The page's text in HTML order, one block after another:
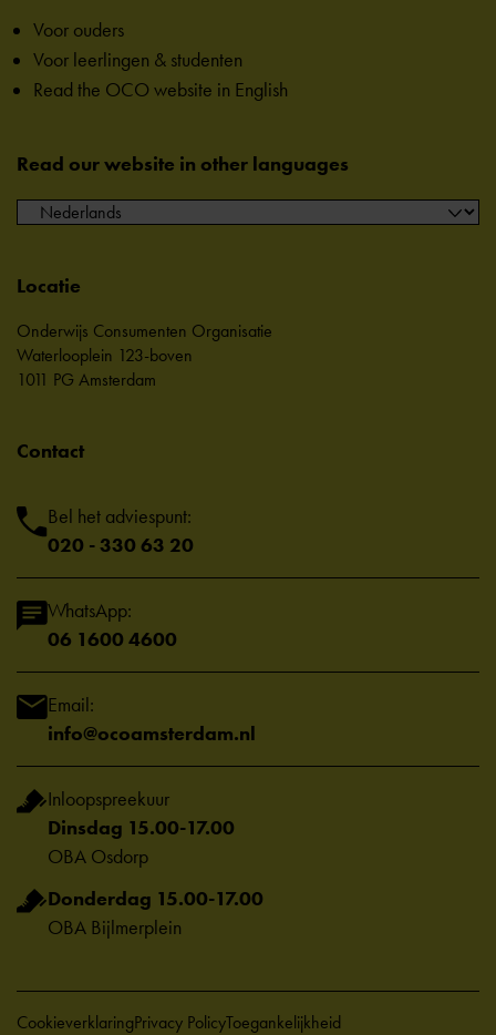
Voor ouders
Voor leerlingen & studenten
Read the OCO website in English
Read our website in other languages
Locatie
Onderwijs Consumenten Organisatie
Waterlooplein 123-boven
1011 PG Amsterdam
Contact
Bel het adviespunt:
020 - 330 63 20
WhatsApp:
06 1600 4600
Email:
info@ocoamsterdam.nl
Inloopspreekuur
Dinsdag 15.00-17.00
OBA Osdorp
Donderdag 15.00-17.00
OBA Bijlmerplein
CookieverklaringPrivacy PolicyToegankelijkheid